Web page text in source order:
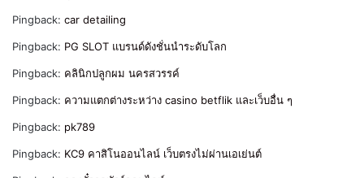
Pingback: car detailing
Pingback: PG SLOT แบรนด์ดังชั่นนำระดับโลก
Pingback: คลินิกปลูกผม นครสวรรค์
Pingback: ความแตกต่างระหว่าง casino betflik และเว็บอื่น ๆ
Pingback: pk789
Pingback: KC9 คาสิโนออนไลน์ เว็บตรงไม่ผ่านเอเย่นต์